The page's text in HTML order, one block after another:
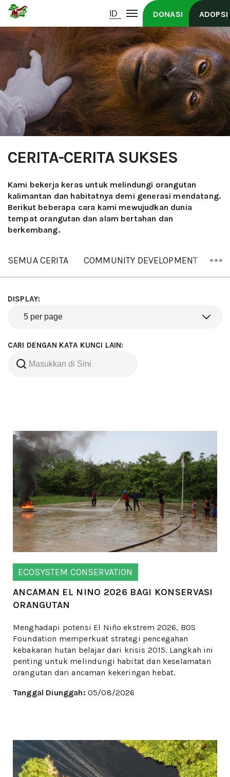
DONASI ADOPSI
CERITA-CERITA SUKSES
Kami bekerja keras untuk melindungi orangutan
kalimantan dan habitatnya demi generasi mendatang.
Berikut beberapa cara kami mewujudkan dunia
tempat orangutan dan alam bertahan dan
berkembang.
SEMUA CERITA COMMUNITY DEVELOPMENT
DISPLAY:
CARI DENGAN KATA KUNCI LAIN:
ECOSYSTEM CONSERVATION
ANCAMAN EL NINO 2026 BAGI KONSERVASI
ORANGUTAN
Menghadapi potensi El Niño ekstrem 2026, BOS
Foundation memperkuat strategi pencegahan
kebakaran hutan belajar dari krisis 2015. Langkah ini
penting untuk melindungi habitat dan keselamatan
orangutan dari ancaman kekeringan hebat.
Tanggal Diunggah: 05/08/2026